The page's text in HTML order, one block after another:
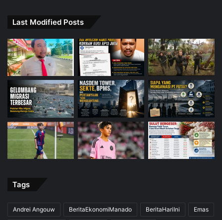
Last Modified Posts
Tags
Andrei Angouw BeritaEkonomiManado BeritaHariIni Emas